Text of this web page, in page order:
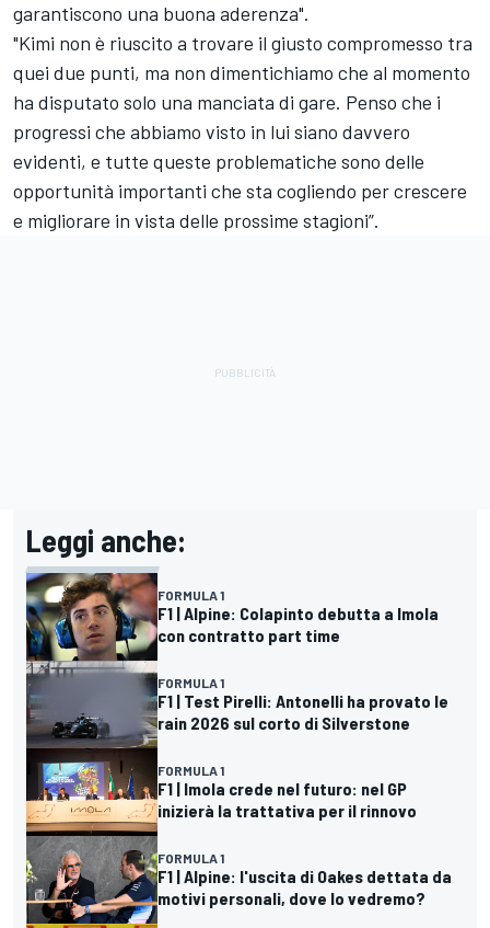
garantiscono una buona aderenza".
"Kimi non è riuscito a trovare il giusto compromesso tra
quei due punti, ma non dimentichiamo che al momento
ha disputato solo una manciata di gare. Penso che i
progressi che abbiamo visto in lui siano davvero
evidenti, e tutte queste problematiche sono delle
opportunità importanti che sta cogliendo per crescere
e migliorare in vista delle prossime stagioni”.
Leggi anche:
FORMULA 1
F1 | Alpine: Colapinto debutta a Imola
con contratto part time
FORMULA 1
F1 | Test Pirelli: Antonelli ha provato le
rain 2026 sul corto di Silverstone
FORMULA 1
F1 | Imola crede nel futuro: nel GP
inizierà la trattativa per il rinnovo
FORMULA 1
F1 | Alpine: l'uscita di Oakes dettata da
motivi personali, dove lo vedremo?